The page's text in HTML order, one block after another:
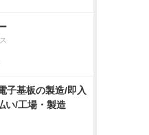
子基板の製造/即入
い/工場・製造